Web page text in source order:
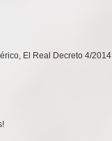
El Real Decreto 4/2014